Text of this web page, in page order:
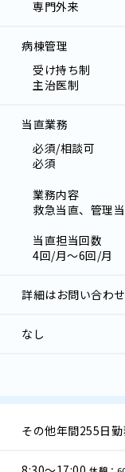
専門外来
病棟管理
受け持ち制
主治医制
当直業務
必須/相談可
必須
業務内容
救急当直、管理
当直担当回数
4回/月～6回/月
詳細はお問い合わ
なし
その他年間255日